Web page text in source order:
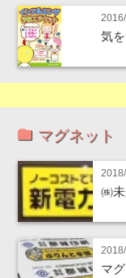
気
マグネット
㈱
マ